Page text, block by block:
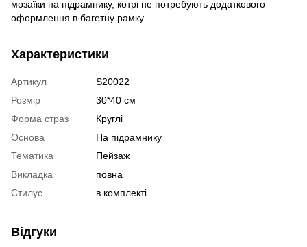
мозаїки на підрамнику, котрі не потребують додаткового
оформлення в багетну рамку.
Характеристики
Артикул
S20022
Розмір
30*40 см
Форма страз
Круглі
Основа
На підрамнику
Тематика
Пейзаж
Викладка
повна
Стилус
в комплекті
Відгуки